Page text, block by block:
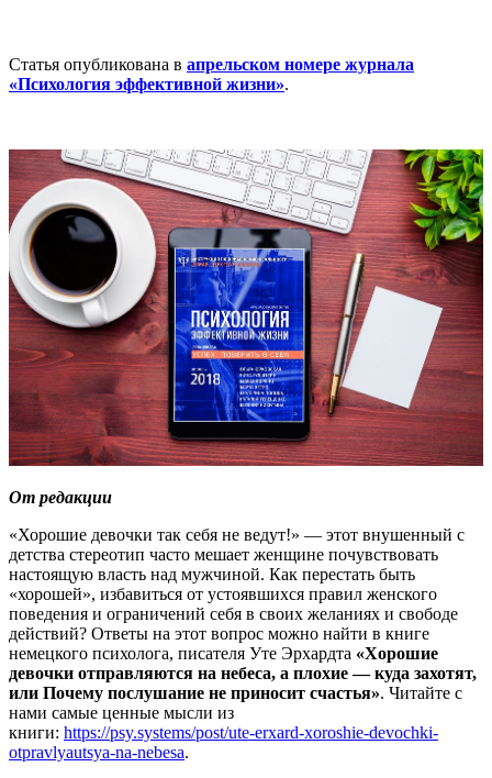
Статья опубликована в апрельском номере журнала
«Психология эффективной жизни».
От редакции
«Хорошие девочки так себя не ведут!» — этот внушенный с
детства стереотип часто мешает женщине почувствовать
настоящую власть над мужчиной. Как перестать быть
«хорошей», избавиться от устоявшихся правил женского
поведения и ограничений себя в своих желаниях и свободе
действий? Ответы на этот вопрос можно найти в книге
немецкого психолога, писателя Уте Эрхардта «Хорошие
девочки отправляются на небеса, а плохие — куда захотят,
или Почему послушание не приносит счастья». Читайте с
нами самые ценные мысли из
книги: https://psy.systems/post/ute-erxard-xoroshie-devochki-
otpravlyautsya-na-nebesa.